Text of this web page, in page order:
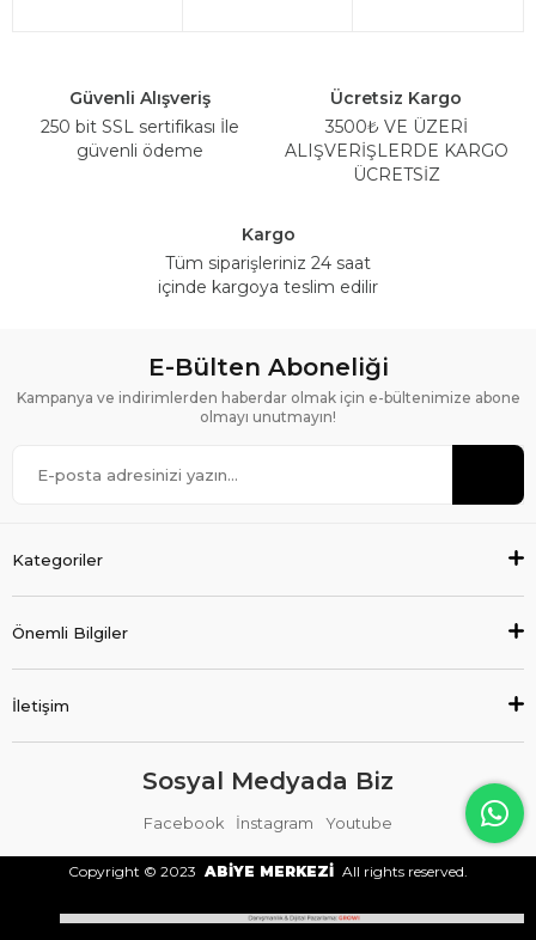
Güvenli Alışveriş
250 bit SSL sertifikası İle
güvenli ödeme
Ücretsiz Kargo
3500₺ VE ÜZERİ
ALIŞVERİŞLERDE KARGO
ÜCRETSİZ
Kargo
Tüm siparişleriniz 24 saat
içinde kargoya teslim edilir
E-Bülten Aboneliği
Kampanya ve indirimlerden haberdar olmak için e-bültenimize abone
olmayı unutmayın!
Kategoriler
Önemli Bilgiler
İletişim
Sosyal Medyada Biz
Facebook İnstagram Youtube
Copyright © 2023 ABİYE MERKEZİ All rights reserved.